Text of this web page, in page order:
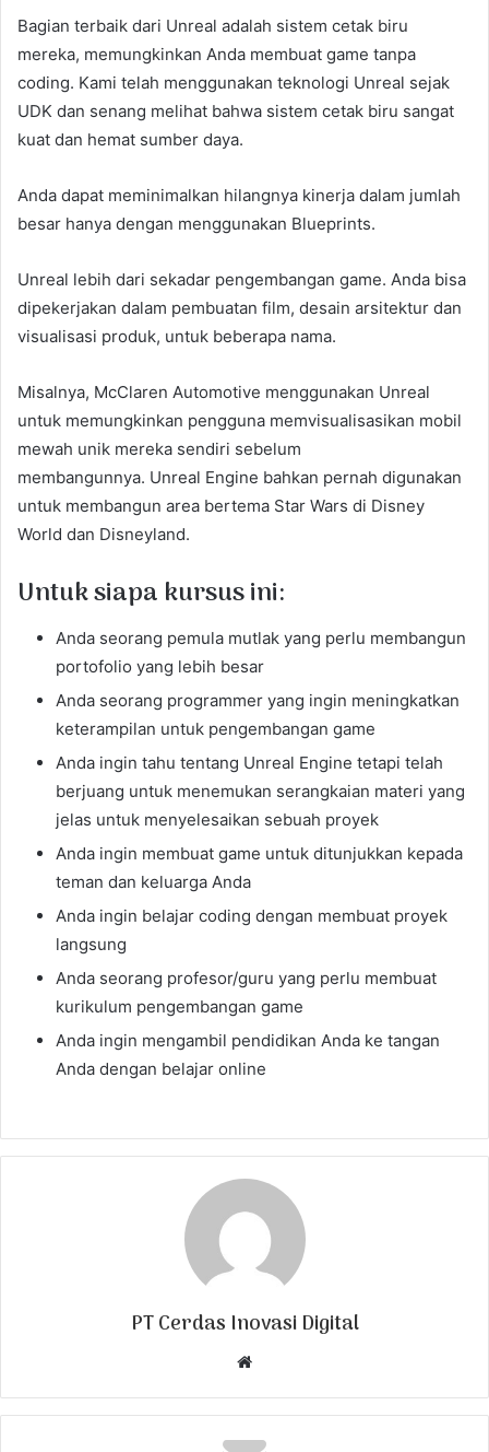
Bagian terbaik dari Unreal adalah sistem cetak biru
mereka, memungkinkan Anda membuat game tanpa
coding. Kami telah menggunakan teknologi Unreal sejak
UDK dan senang melihat bahwa sistem cetak biru sangat
kuat dan hemat sumber daya.
Anda dapat meminimalkan hilangnya kinerja dalam jumlah
besar hanya dengan menggunakan Blueprints.
Unreal lebih dari sekadar pengembangan game. Anda bisa
dipekerjakan dalam pembuatan film, desain arsitektur dan
visualisasi produk, untuk beberapa nama.
Misalnya, McClaren Automotive menggunakan Unreal
untuk memungkinkan pengguna memvisualisasikan mobil
mewah unik mereka sendiri sebelum
membangunnya. Unreal Engine bahkan pernah digunakan
untuk membangun area bertema Star Wars di Disney
World dan Disneyland.
Untuk siapa kursus ini:
Anda seorang pemula mutlak yang perlu membangun
portofolio yang lebih besar
Anda seorang programmer yang ingin meningkatkan
keterampilan untuk pengembangan game
Anda ingin tahu tentang Unreal Engine tetapi telah
berjuang untuk menemukan serangkaian materi yang
jelas untuk menyelesaikan sebuah proyek
Anda ingin membuat game untuk ditunjukkan kepada
teman dan keluarga Anda
Anda ingin belajar coding dengan membuat proyek
langsung
Anda seorang profesor/guru yang perlu membuat
kurikulum pengembangan game
Anda ingin mengambil pendidikan Anda ke tangan
Anda dengan belajar online
PT Cerdas Inovasi Digital
b
s